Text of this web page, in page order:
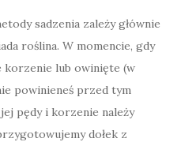
sadzenia zależy głównie
roślina. W momencie, gdy
korzenie lub owinięte (w
powinieneś przed tym
pędy i korzenie należy
dołek z